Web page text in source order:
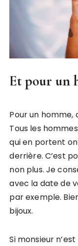
Et pour un
Pour un homme,
Tous les
qui en portent
derrière. C’est
non plus. Je
avec la date de
par exemple.
bijoux.
Si monsieur